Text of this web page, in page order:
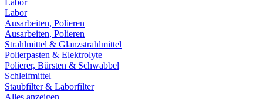
Labor
Labor
Ausarbeiten, Polieren
Ausarbeiten, Polieren
Strahlmittel & Glanzstrahlmittel
Polierpasten & Elektrolyte
Polierer, Bürsten & Schwabbel
Schleifmittel
Staubfilter & Laborfilter
Alles anzeigen